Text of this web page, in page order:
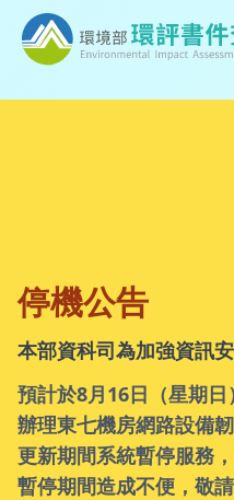
:::
停機公告
本部資科司為加強資訊
預計於8月16日（星期日
辦理東七機房網路設備
更新期間系統暫停服務
暫停期間造成不便，敬請